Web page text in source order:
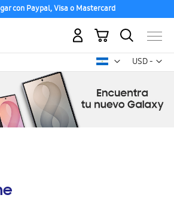
con Paypal, Visa o Mastercard
USD -
dólar
Mi carrito